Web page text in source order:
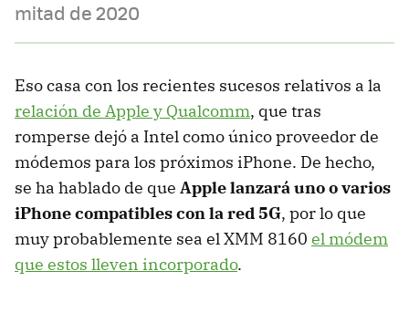
mitad de 2020
Eso casa con los recientes sucesos relativos a la
relación de Apple y Qualcomm, que tras
romperse dejó a Intel como único proveedor de
módemos para los próximos iPhone. De hecho,
se ha hablado de que Apple lanzará uno o varios
iPhone compatibles con la red 5G, por lo que
muy probablemente sea el XMM 8160 el módem
que estos lleven incorporado.